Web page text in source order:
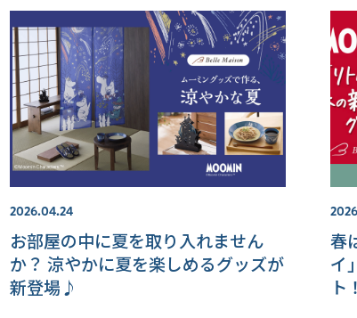
2026.04.24
お部屋の中に夏を取り入れません
か？ 涼やかに夏を楽しめるグッズが
新登場♪
春
イ
ト！